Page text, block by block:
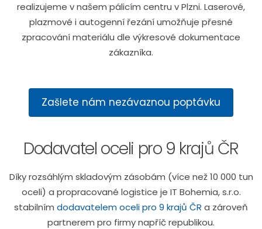
realizujeme v našem pálicím centru v Plzni. Laserové,
plazmové i autogenní řezání umožňuje přesné
zpracování materiálu dle výkresové dokumentace
zákazníka.
Zašlete nám nezávaznou poptávku
Dodavatel oceli pro 9 krajů ČR
Díky rozsáhlým skladovým zásobám (více než 10 000 tun
oceli) a propracované logistice je IT Bohemia, s.r.o.
stabilním dodavatelem oceli pro 9 krajů ČR a zároveň
partnerem pro firmy napříč republikou.